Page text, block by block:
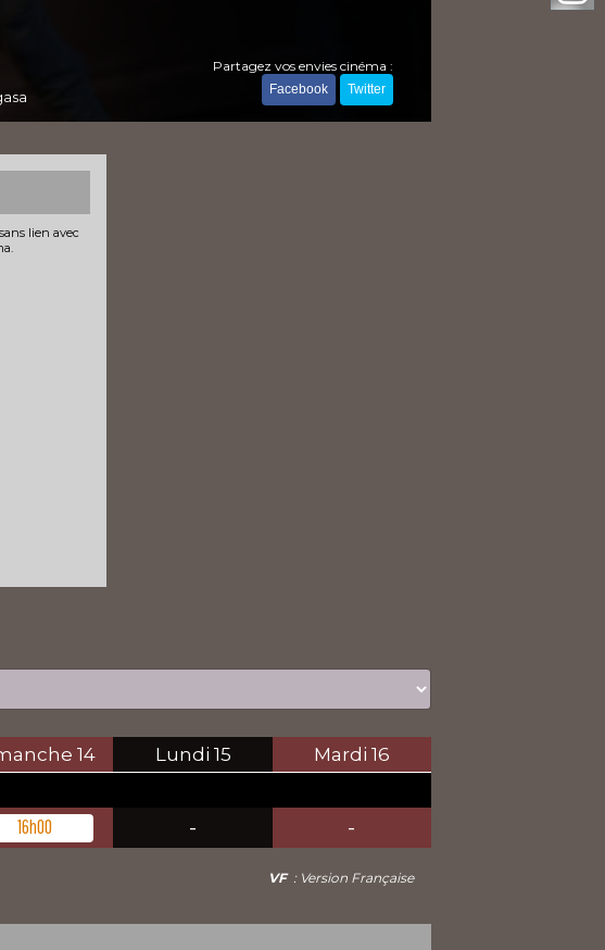
Partagez vos envies cinéma :
Facebook Twitter
lien avec
14 Lundi 15 Mardi 16
16h00 - -
VF : Version Française